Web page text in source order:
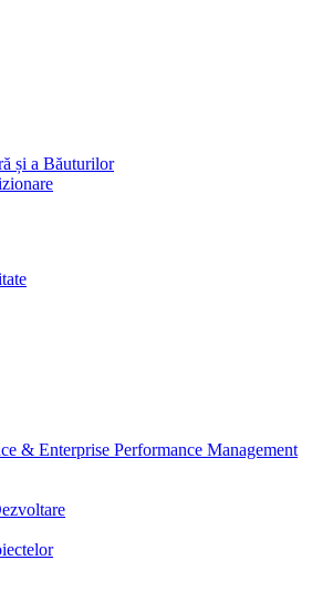
și a Băuturilor
& Enterprise Performance Management